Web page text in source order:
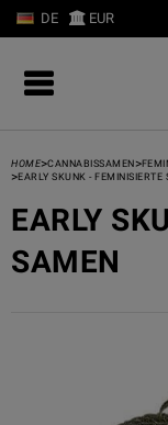
DE EUR
HOME>CANNABISSAMEN >
>EARLY SKUNK - FEMINISIERTE
EARLY
SAMEN